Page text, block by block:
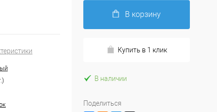
В корзину
Купить в 1 клик
В наличии
Поделиться